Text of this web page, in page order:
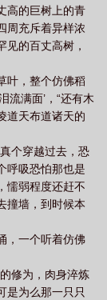
高的巨树上的青
周充斥着异样浓
见的百丈高树，
叶，整个仿佛稻
流满面’，“还有木
道天布道诸天的
个穿越过去，恐
呼吸恐怕那也是
懦弱程度还赶不
撞墙，到时候本
，一个听着仿佛
修为，肉身淬炼
是为么那一只只